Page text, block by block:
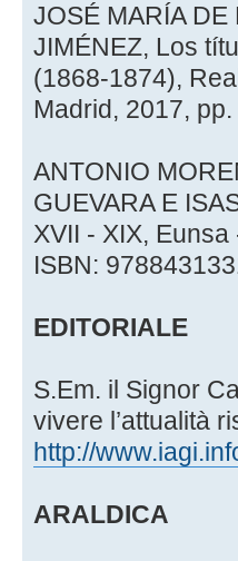
JOSÉ MARÍA
JIMÉNEZ, Los
(1868-1874),
Madrid, 2017,
ANTONIO
GUEVARA E
XVII - XIX,
ISBN:
EDITORIALE
S.Em. il Signor
vivere l’attualità
http://
ARALDICA